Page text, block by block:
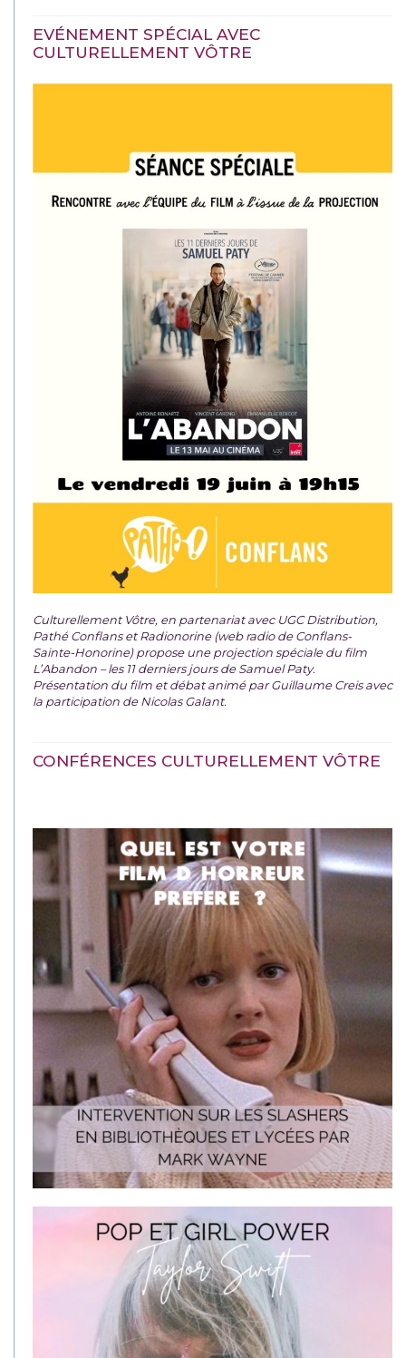
EVÉNEMENT SPÉCIAL AVEC
CULTURELLEMENT VÔTRE
Culturellement Vôtre, en partenariat avec UGC Distribution,
Pathé Conflans et Radionorine (web radio de Conflans-
Sainte-Honorine) propose une projection spéciale du film
L’Abandon – les 11 derniers jours de Samuel Paty.
Présentation du film et débat animé par Guillaume Creis avec
la participation de Nicolas Galant.
CONFÉRENCES CULTURELLEMENT VÔTRE